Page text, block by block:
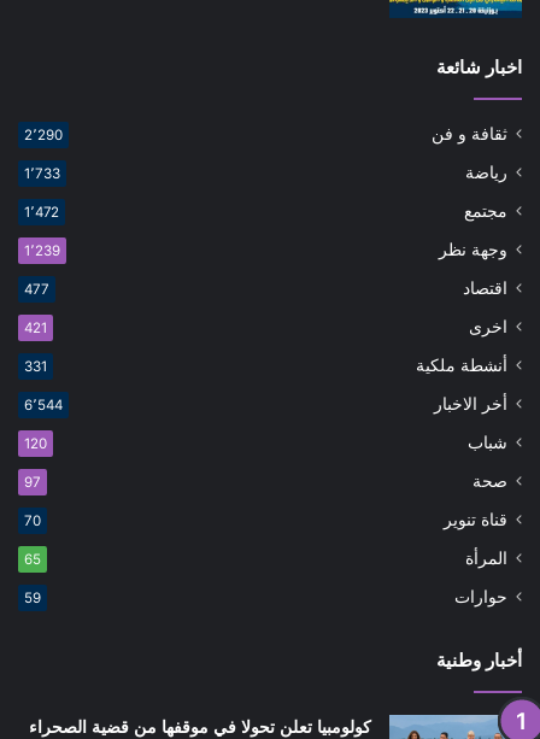
اخبار شائعة
ثقافة و فن 2٬290
رياضة 1٬733
مجتمع 1٬472
وجهة نظر 1٬239
اقتصاد 477
اخرى 421
أنشطة ملكية 331
أخر الاخبار 6٬544
شباب 120
صحة 97
قناة تنوير 70
المرأة 65
حوارات 59
أخبار وطنية
كولومبيا تعلن تحولا في موقفها من قضية الصحراء